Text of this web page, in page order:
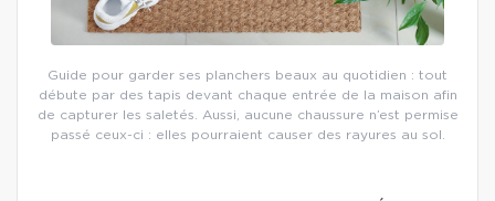
Guide pour garder ses planchers beaux au quotidien : tout
débute par des tapis devant chaque entrée de la maison afin
de capturer les saletés. Aussi, aucune chaussure n’est permise
passé ceux-ci : elles pourraient causer des rayures au sol.